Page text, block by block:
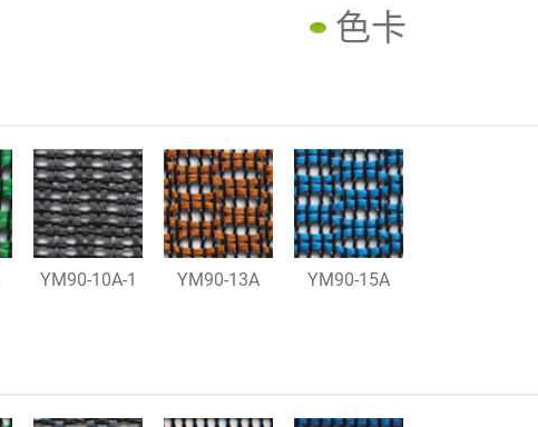
色卡
YM90-10A-1 YM90-13A YM90-15A